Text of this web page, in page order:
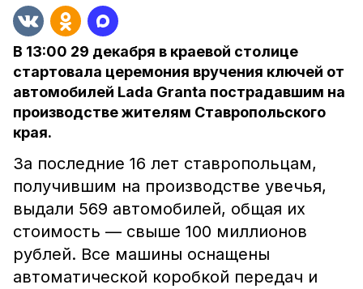
В 13:00 29 декабря в краевой столице
стартовала церемония вручения ключей от
автомобилей Lada Granta пострадавшим на
производстве жителям Ставропольского
края.
За последние 16 лет ставропольцам,
получившим на производстве увечья,
выдали 569 автомобилей, общая их
стоимость — свыше 100 миллионов
рублей. Все машины оснащены
автоматической коробкой передач и